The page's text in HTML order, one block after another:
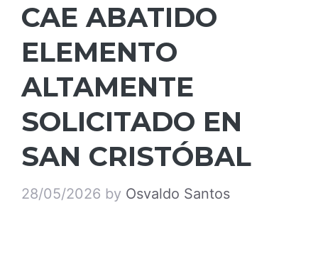
CAE ABATIDO
ELEMENTO
ALTAMENTE
SOLICITADO EN
SAN CRISTÓBAL
28/05/2026 by Osvaldo Santos